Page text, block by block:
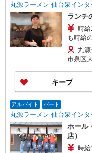
丸源ラーメン 仙台泉インタ
ランチ
時
も時給
時給丸
市泉区
キープ
アルバイト パート
丸源ラーメン 仙台泉インタ
ホール
店）
時